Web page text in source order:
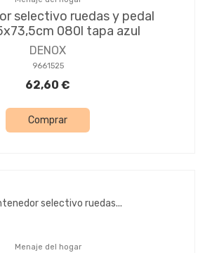
selectivo ruedas y pedal
080l tapa azul
DENOX
9661525
62,60 €
Comprar
Menaje del hogar